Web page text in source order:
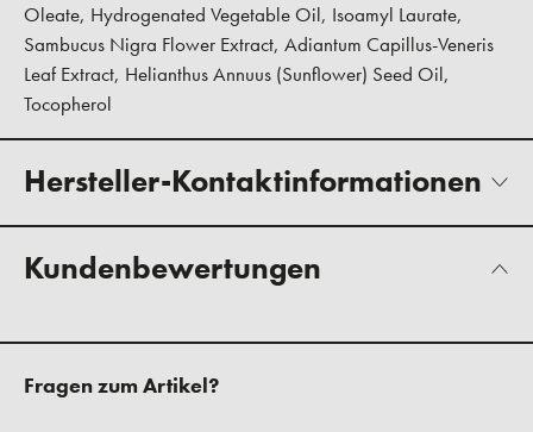
Oleate, Hydrogenated Vegetable Oil, Isoamyl Laurate,
Sambucus Nigra Flower Extract, Adiantum Capillus-Veneris
Leaf Extract, Helianthus Annuus (Sunflower) Seed Oil,
Tocopherol
Hersteller-Kontaktinformationen
Kundenbewertungen
Fragen zum Artikel?